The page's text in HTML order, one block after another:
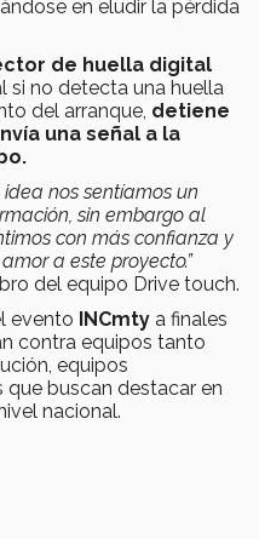
en eludir la pérdida
de huella digital
si no detecta una huella
del arranque, detiene
una señal a la
nos sentíamos un
sin embargo al
con más confianza y
a este proyecto.”
del equipo Drive touch.
evento INCmty a finales
contra equipos tanto
equipos
buscan destacar en
nacional.